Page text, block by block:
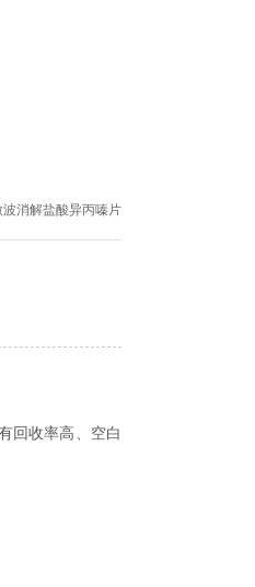
波消解盐酸异丙嗪片
回收率高、空白